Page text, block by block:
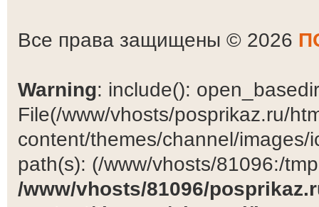
Все права защищены © 2026
Warning: include():
File(/www/vhosts/posprikaz.ru/
content/themes/channel/
path(s): (/www/vhosts/81096:/
/www/vhosts/81096/